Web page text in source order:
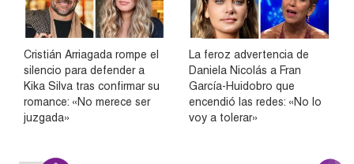
Cristián Arriagada rompe el
silencio para defender a
Kika Silva tras confirmar su
romance: «No merece ser
juzgada»
La feroz advertencia de
Daniela Nicolás a Fran
García-Huidobro que
encendió las redes: «No lo
voy a tolerar»